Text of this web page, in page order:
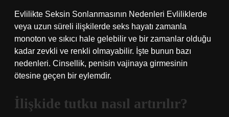
Evlilikte Seksin Sonlanmasının Nedenleri Evliliklerde
veya uzun süreli ilişkilerde seks hayatı zamanla
monoton ve sıkıcı hale gelebilir ve bir zamanlar olduğu
kadar zevkli ve renkli olmayabilir. İşte bunun bazı
nedenleri. Cinsellik, penisin vajinaya girmesinin
ötesine geçen bir eylemdir.
İlişkide tutku nasıl artırılır?